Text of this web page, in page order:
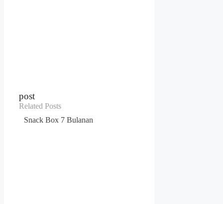
post
Related Posts
Snack Box 7 Bulanan